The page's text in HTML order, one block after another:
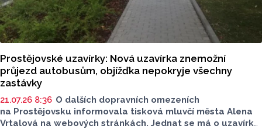
Prostějovské uzavírky: Nová uzavírka znemožní
průjezd autobusům, objížďka nepokryje všechny
zastávky
21.07.26 8:36 O dalších dopravních omezeních
na Prostějovsku informovala tisková mluvčí města Alena
Vrtalová na webových stránkách. Jednat se má o uzavírku